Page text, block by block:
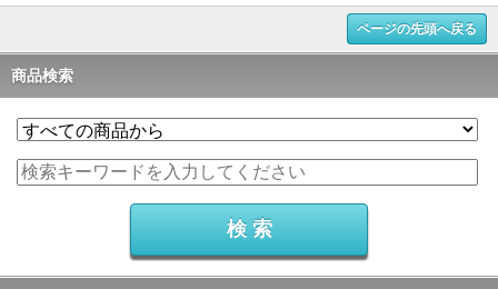
ページの先頭へ戻る
商品検索